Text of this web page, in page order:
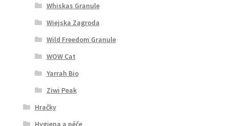
Whiskas Granule
Wiejska Zagroda
Wild Freedom Granule
WOW Cat
Yarrah Bio
Ziwi Peak
Hračky
Hygiena a péče